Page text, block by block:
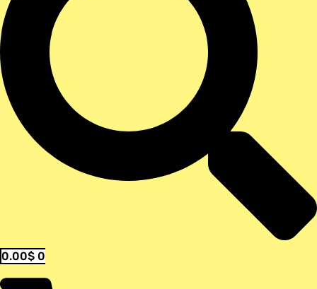
0.00$ 0